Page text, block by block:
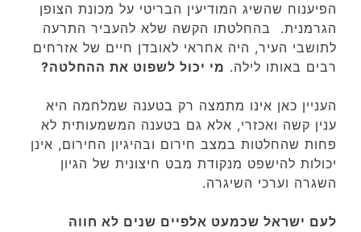
הפיענוח שהשיג המודיעין הבריטי על מכונת הצופן
הגרמנית. בהחלטתו הקשה שלא להעביר התרעה
לתושבי העיר, היה אחראי לאובדן חיים של אזרחים
רבים באותו לילה. מי יכול לשפוט את ההחלטה?
העניין כאן אינו מתמצה רק בטענה שמלחמה היא
ענין קשה ואכזרי, אלא גם בטענה המשמעותית לא
פחות שהחלטות במצב חירום ובהיגיון החירום, אינן
יכולות להישפט מנקודת מבט חיצונית של הגיון
השגרה וערכי השיגרה.
לעם ישראל שכמעט אלפיים שנים לא חווה